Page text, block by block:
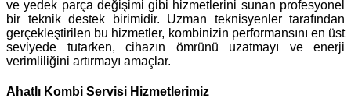
ve yedek parça değişimi gibi hizmetlerini sunan profesyonel
bir teknik destek birimidir. Uzman teknisyenler tarafından
gerçekleştirilen bu hizmetler, kombinizin performansını en üst
seviyede tutarken, cihazın ömrünü uzatmayı ve enerji
verimliliğini artırmayı amaçlar.
Ahatlı Kombi Servisi Hizmetlerimiz